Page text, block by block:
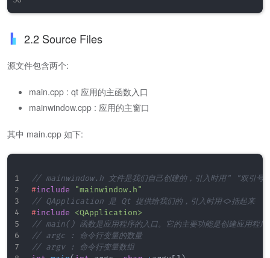
2.2 Source Files
源文件包含两个:
main.cpp : qt 应用的主函数入口
mainwindow.cpp : 应用的主窗口
其中 main.cpp 如下:
// mainwindow.h 文件是我们自己创建的，引入时用" "双引号
#include
"mainwindow.h"
// QApplication 是 Qt 提供给我们的，引入时用<>括起来
#include
<QApplication>
// main() 函数是应用程序的入口。它的主要功能是创建应用程序
// argc : 命令行变量的数量
// argv : 命令行变量数组